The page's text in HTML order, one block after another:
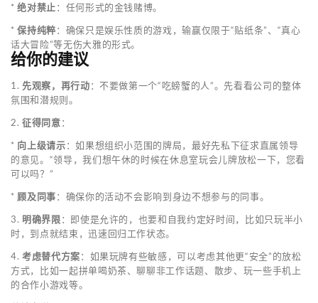
*绝对禁止：任何形式的金钱赌博。
*保持纯粹：确保只是娱乐性质的游戏，输赢仅限于“贴纸条”、“真心
话大冒险”等无伤大雅的形式。
给你的建议
1. 先观察，再行动：不要做第一个“吃螃蟹的人”。先看看公司的整体
氛围和潜规则。
2. 征得同意：
* 向上级请示：如果想组织小范围的牌局，最好先私下征求直属领导
的意见。“领导，我们想午休的时候在休息室玩会儿牌放松一下，您看
可以吗？”
* 顾及同事：确保你的活动不会影响到身边不想参与的同事。
3. 明确界限：即使是允许的，也要和自我约定好时间，比如只玩半小
时，到点就结束，迅速回归工作状态。
4. 考虑替代方案：如果玩牌有些敏感，可以考虑其他更“安全”的放松
方式，比如一起拼单喝奶茶、聊聊非工作话题、散步、玩一些手机上
的合作小游戏等。